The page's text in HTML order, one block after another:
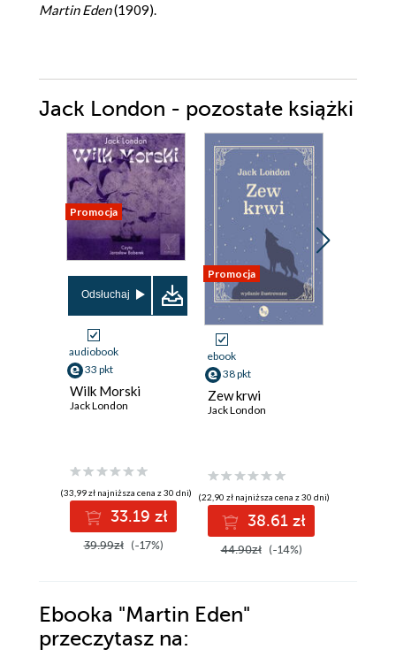
Martin Eden(1909).
Jack London - pozostałe książki
Promocja
Odsłuchaj
audiobook
33 pkt
Wilk Morski
Jack London
(33,99 zł najniższa cena z 30 dni)
33.19 zł
39.99zł (-17%)
Promocja
ebook
38 pkt
Zew krwi
Jack London
(22,90 zł najniższa cena z 30 dni)
38.61 zł
44.90zł (-14%)
Ebooka "Martin Eden"
przeczytasz na: